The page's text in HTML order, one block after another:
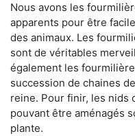
Nous avons les
apparents pour être
des animaux. Les
sont de véritables
également les
succession de chaines
reine. Pour finir, les nids
pouvant être aménagés
plante.